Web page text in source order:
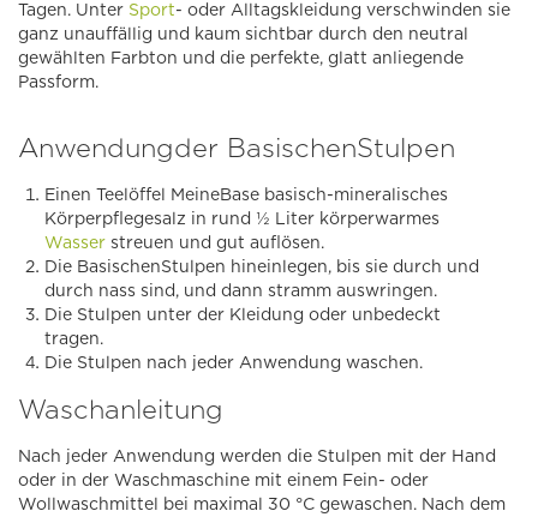
Tagen. Unter Sport- oder Alltagskleidung verschwinden sie
ganz unauffällig und kaum sichtbar durch den neutral
gewählten Farbton und die perfekte, glatt anliegende
Passform.
Anwendungder BasischenStulpen
Einen Teelöffel MeineBase basisch-mineralisches
Körperpflegesalz in rund ½ Liter körperwarmes
Wasser streuen und gut auflösen.
Die BasischenStulpen hineinlegen, bis sie durch und
durch nass sind, und dann stramm auswringen.
Die Stulpen unter der Kleidung oder unbedeckt
tragen.
Die Stulpen nach jeder Anwendung waschen.
Waschanleitung
Nach jeder Anwendung werden die Stulpen mit der Hand
oder in der Waschmaschine mit einem Fein- oder
Wollwaschmittel bei maximal 30 °C gewaschen. Nach dem